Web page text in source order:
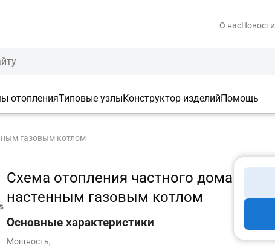
О насНовости
отопленияТиповые узлыКонструктор изделийПомощь
газовым котлом
Cхема отопления частного дома
настенным газовым котлом
Основные характеристики
Мощность,